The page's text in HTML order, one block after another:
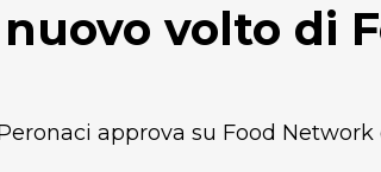
volto di
approva su Food